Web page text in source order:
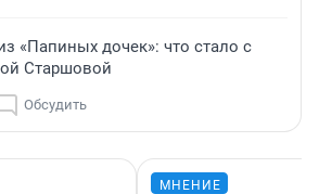
«Папиных дочек»: что стало с
Старшовой
Обсудить
МНЕНИЕ